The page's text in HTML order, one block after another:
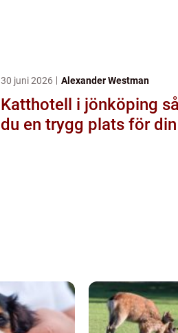
30 juni 2026 Alexander Westman
Katthotell i jönköping så hittar
du en trygg plats för